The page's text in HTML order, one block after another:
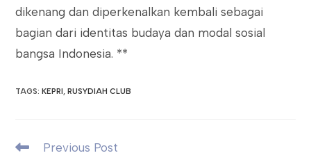
dikenang dan diperkenalkan kembali sebagai
bagian dari identitas budaya dan modal sosial
bangsa Indonesia. **
TAGS:KEPRI, RUSYDIAH CLUB
Read
Previous Post